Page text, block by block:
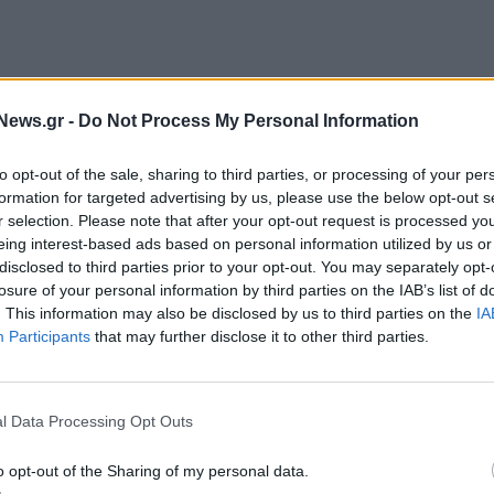
- Do Not Process My Personal Information
opt-out of the sale, sharing to third parties, or processing of your
for targeted advertising by us, please use the below opt-out
selection. Please note that after your opt-out request is processed
interest-based ads based on personal information utilized by us
to third parties prior to your opt-out. You may separately
of your personal information by third parties on the IAB’s list of
This information may also be disclosed by us to third parties on the
Participants that may further disclose it to other third parties.
Data Processing Opt Outs
opt-out of the Sharing of my personal data.
ότι το αντιιικό σχήμα δύο φαρμάκων που
αφορά την πρόληψη νοσηλείας και θανάτου σε
αναπτύξουν σοβαρή νόσο. Τα πρόσφατα
διατηρεί την αποτελεσματικότητά του και
από το στόμα, για τη θεραπεία ενηλίκων
ασθενών ηλικίας τουλάχιστον 12 ετών,
είναι έτοιμη να ξεκινήσει αμέσως τις παραδόσεις
στα 120 εκατομμύρια θεραπευτικά σχήματα,